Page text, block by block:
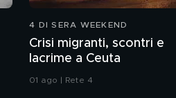
4 DI SERA WEEKEND
Crisi migranti, scontri e
lacrime a Ceuta
01 ago | Rete 4